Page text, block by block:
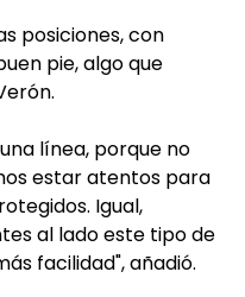
posiciones, con
pie, algo que
línea, porque no
estar atentos para
Igual,
al lado este tipo de
facilidad", añadió.